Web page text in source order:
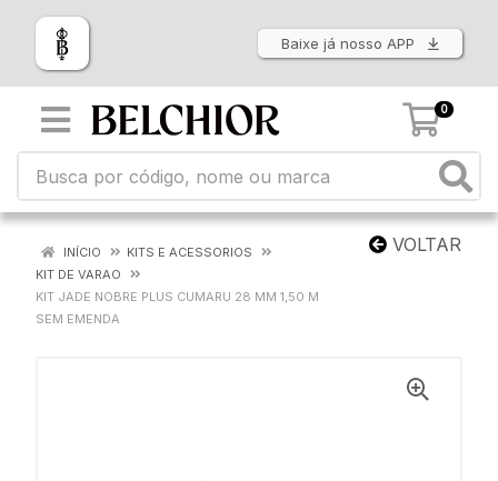
Baixe já nosso APP
0
VOLTAR
INÍCIO
KITS E ACESSORIOS
KIT DE VARAO
KIT JADE NOBRE PLUS CUMARU 28 MM 1,50 M
SEM EMENDA